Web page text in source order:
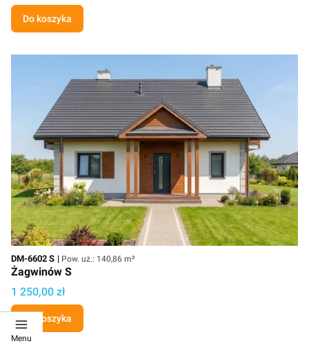
Do koszyka
Kod
DM-6602 S Powierzchnia użytkowa
Pow. uż.: 140,86 m²
Żagwinów S
Cena projektu
1 250,00 zł
Do koszyka
Menu